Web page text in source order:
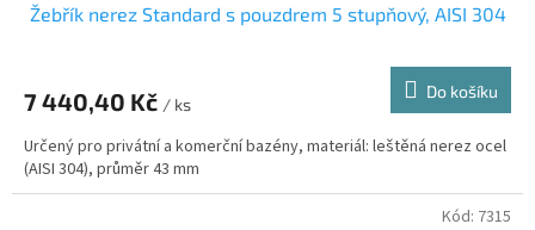
Žebřík nerez Standard s pouzdrem 5 stupňový, AISI 304
7 440,40 Kč / ks
Do košíku
Určený pro privátní a komerční bazény, materiál: leštěná nerez ocel
(AISI 304), průměr 43 mm
Kód: 7315